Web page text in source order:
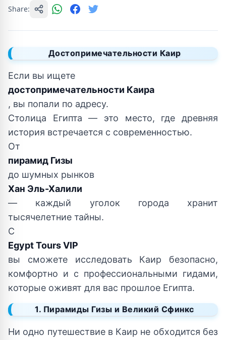
Share:
Достопримечательности Каир
Если вы ищете
достопримечательности Каира
, вы попали по адресу.
Столица Египта — это место, где древняя
история встречается с современностью.
От
пирамид Гизы
до шумных рынков
Хан Эль-Халили
— каждый уголок города хранит
тысячелетние тайны.
С
Egypt Tours VIP
вы сможете исследовать Каир безопасно,
комфортно и с профессиональными гидами,
которые оживят для вас прошлое Египта.
1. Пирамиды Гизы и Великий Сфинкс
Ни одно путешествие в Каир не обходится без